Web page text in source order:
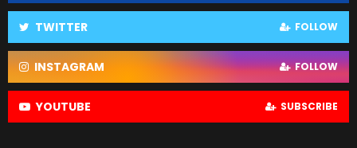
TWITTER FOLLOW
INSTAGRAM FOLLOW
YOUTUBE SUBSCRIBE